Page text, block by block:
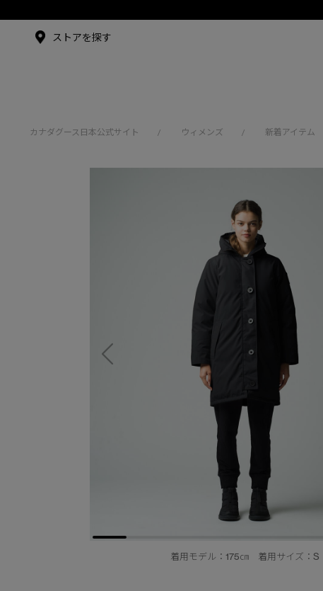
アンバサダー
ストアを探す
カナダグース日本公式サイト / ウィメンズ / 新着アイテム
着用モデル：175㎝ 着用サイズ：S